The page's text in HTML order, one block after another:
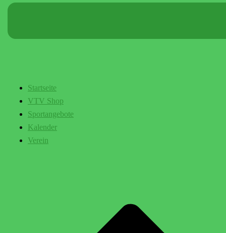
Startseite
VTV Shop
Sportangebote
Kalender
Verein